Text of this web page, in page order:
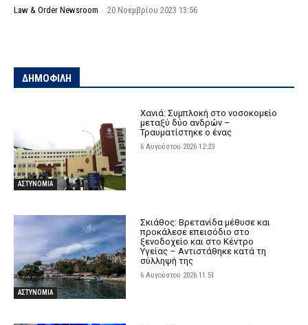
Law & Order Newsroom - 20 Νοεμβρίου 2023 13:56
ΔΗΜΟΦΙΛΗ
ΑΣΤΥΝΟΜΙΑ
Χανιά: Συμπλοκή στο νοσοκομείο
μεταξύ δύο ανδρών –
Τραυματίστηκε ο ένας
6 Αυγούστου 2026 12:23
ΑΣΤΥΝΟΜΙΑ
Σκιάθος: Βρετανίδα μέθυσε και
προκάλεσε επεισόδιο στο
ξενοδοχείο και στο Κέντρο
Υγείας – Αντιστάθηκε κατά τη
σύλληψή της
6 Αυγούστου 2026 11:51